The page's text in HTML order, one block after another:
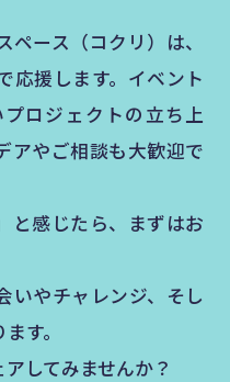
ース（コクリ）は、
応援します。イベント
ロジェクトの立ち上
アやご相談も大歓迎で
と感じたら、まずはお
いやチャレンジ、そし
す。
してみませんか？